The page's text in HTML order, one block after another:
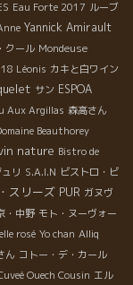
Eau Forte 2017 ルーブ
Yannick Amirault
クール Mondeuse
Léonis カキと白ワイン
サン ESPOA
Aux Argillas 森高さん
Beauthorey
nature Bistro de
リ S.A.I.N ビストロ・ビ
スリーズ PUR ガヌヴ
・中野 モト・ヌーヴォー
rosé Yo chan Alliq
ん コトー・デ・カール
Ouech Cousin エル